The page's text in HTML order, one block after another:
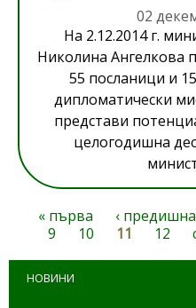
02
На 2.12.2014 г.
Николина Ангелкова
55 посланици и
дипломатически
представи
целогодишна
Страници
« първа ‹ предишна
9
10 11 12
НОВИНИ